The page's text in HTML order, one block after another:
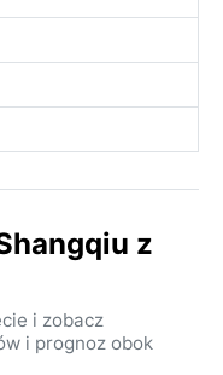
z
i zobacz
i prognoz obok